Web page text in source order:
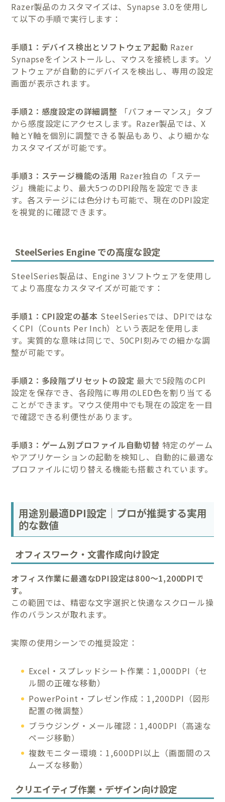
Razer製品のカスタマイズは、Synapse 3.0を使用し
て以下の手順で実行します：
手順1：デバイス検出とソフトウェア起動 Razer
Synapseをインストールし、マウスを接続します。ソ
フトウェアが自動的にデバイスを検出し、専用の設定
画面が表示されます。
手順2：感度設定の詳細調整 「パフォーマンス」タブ
から感度設定にアクセスします。Razer製品では、X
軸とY軸を個別に調整できる製品もあり、より細かな
カスタマイズが可能です。
手順3：ステージ機能の活用 Razer独自の「ステー
ジ」機能により、最大5つのDPI段階を設定できま
す。各ステージには色分けも可能で、現在のDPI設定
を視覚的に確認できます。
SteelSeries Engine での高度な設定
SteelSeries製品は、Engine 3ソフトウェアを使用し
てより高度なカスタマイズが可能です：
手順1：CPI設定の基本 SteelSeriesでは、DPIではな
くCPI（Counts Per Inch）という表記を使用しま
す。実質的な意味は同じで、50CPI刻みでの細かな調
整が可能です。
手順2：多段階プリセットの設定 最大で5段階のCPI
設定を保存でき、各段階に専用のLED色を割り当てる
ことができます。マウス使用中でも現在の設定を一目
で確認できる利便性があります。
手順3：ゲーム別プロファイル自動切替 特定のゲーム
やアプリケーションの起動を検知し、自動的に最適な
プロファイルに切り替える機能も搭載されています。
用途別最適DPI設定｜プロが推奨する実用
的な数値
オフィスワーク・文書作成向け設定
オフィス作業に最適なDPI設定は800〜1,200DPIで
す。
この範囲では、精密な文字選択と快適なスクロール操
作のバランスが取れます。
実際の使用シーンでの推奨設定：
Excel・スプレッドシート作業：1,000DPI（セ
ル間の正確な移動）
PowerPoint・プレゼン作成：1,200DPI（図形
配置の微調整）
ブラウジング・メール確認：1,400DPI（高速な
ページ移動）
複数モニター環境：1,600DPI以上（画面間のス
ムーズな移動）
クリエイティブ作業・デザイン向け設定